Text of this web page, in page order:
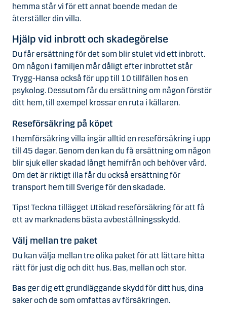
hemma står vi för ett annat boende medan de
återställer din villa.
Hjälp vid inbrott och skadegörelse
Du får ersättning för det som blir stulet vid ett inbrott.
Om någon i familjen mår dåligt efter inbrottet står
Trygg-Hansa också för upp till 10 tillfällen hos en
psykolog. Dessutom får du ersättning om någon förstör
ditt hem, till exempel krossar en ruta i källaren.
Reseförsäkring på köpet
I hemförsäkring villa ingår alltid en reseförsäkring i upp
till 45 dagar. Genom den kan du få ersättning om någon
blir sjuk eller skadad långt hemifrån och behöver vård.
Om det är riktigt illa får du också ersättning för
transport hem till Sverige för den skadade.
Tips! Teckna tillägget Utökad reseförsäkring för att få
ett av marknadens bästa avbeställningsskydd.
Välj mellan tre paket
Du kan välja mellan tre olika paket för att lättare hitta
rätt för just dig och ditt hus. Bas, mellan och stor.
Bas ger dig ett grundläggande skydd för ditt hus, dina
saker och de som omfattas av försäkringen.